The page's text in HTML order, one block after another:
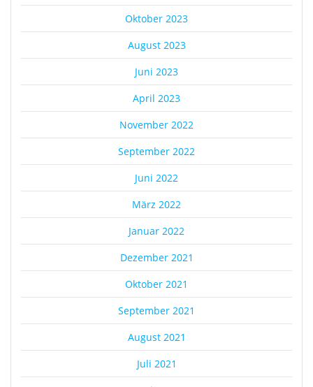
Oktober 2023
August 2023
Juni 2023
April 2023
November 2022
September 2022
Juni 2022
März 2022
Januar 2022
Dezember 2021
Oktober 2021
September 2021
August 2021
Juli 2021